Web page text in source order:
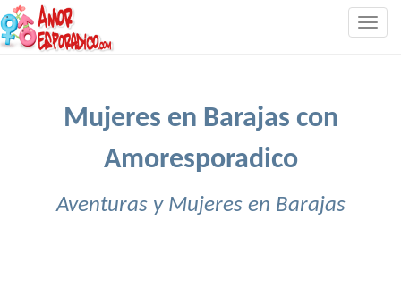
Mujeres en Barajas con
Amoresporadico
Aventuras y Mujeres en Barajas